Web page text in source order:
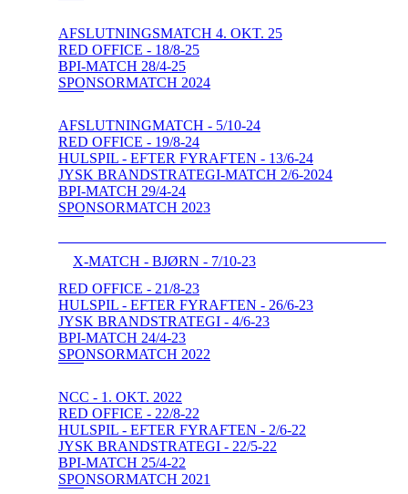
AFSLUTNINGSMATCH 4. OKT. 25
RED OFFICE - 18/8-25
BPI-MATCH 28/4-25
SPONSORMATCH 2024
AFSLUTNINGMATCH - 5/10-24
RED OFFICE - 19/8-24
HULSPIL - EFTER FYRAFTEN - 13/6-24
JYSK BRANDSTRATEGI-MATCH 2/6-2024
BPI-MATCH 29/4-24
SPONSORMATCH 2023
X-MATCH - BJØRN - 7/10-23
RED OFFICE - 21/8-23
HULSPIL - EFTER FYRAFTEN - 26/6-23
JYSK BRANDSTRATEGI - 4/6-23
BPI-MATCH 24/4-23
SPONSORMATCH 2022
NCC - 1. OKT. 2022
RED OFFICE - 22/8-22
HULSPIL - EFTER FYRAFTEN - 2/6-22
JYSK BRANDSTRATEGI - 22/5-22
BPI-MATCH 25/4-22
SPONSORMATCH 2021